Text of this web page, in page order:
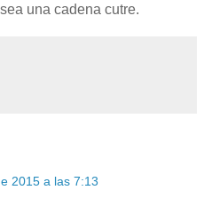
una cadena cutre.
2015 a las 7:13